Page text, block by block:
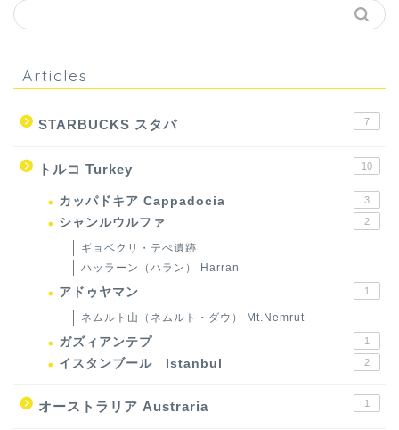
Articles
STARBUCKS スタバ 7
トルコ Turkey 10
カッパドキア Cappadocia 3
シャンルウルファ 2
ギョベクリ・テぺ遺跡
ハッラーン（ハラン） Harran
アドゥヤマン 1
ネムルト山（ネムルト・ダウ） Mt.Nemrut
ガズィアンテプ 1
イスタンブール Istanbul 2
オーストラリア Austraria 1